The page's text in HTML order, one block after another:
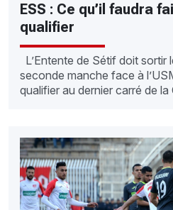
ESS : Ce qu’il faudra
qualifier
L’Entente de Sétif doit sortir
seconde manche face à
qualifier au dernier carré de la